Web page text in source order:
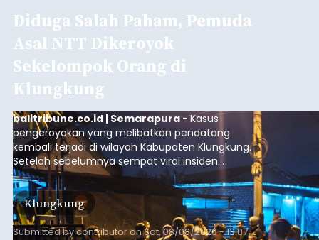
Diduga Salah Paham, Pemuda
Asal NTT Dikeroyok
Sekelompok Orang di
Klungkung
balitribune.co.id | Semarapura -Kasus
pengeroyokan yang melibatkan pendatang
kembali terjadi di wilayah Kabupaten Klungkung.
Setelah sebelumnya sempat viral insiden
keributan di barat Pasar Galiran, peristiwa serupa
kini menimpa seorang pemuda asal Kabupaten
Sumba Barat Daya (SBD), Nusa Tenggara Timur
(NTT).
Klungkung
Submitted bycontributoronSat, 08/08/2026 - 13:07